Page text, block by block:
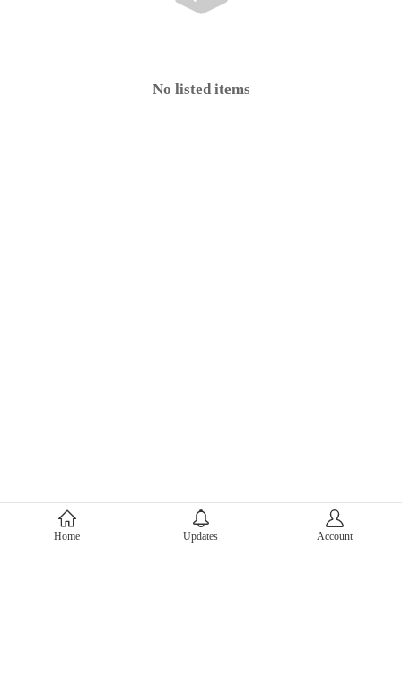
No listed items
About Mercari
Corporate Site
Home Updates Account